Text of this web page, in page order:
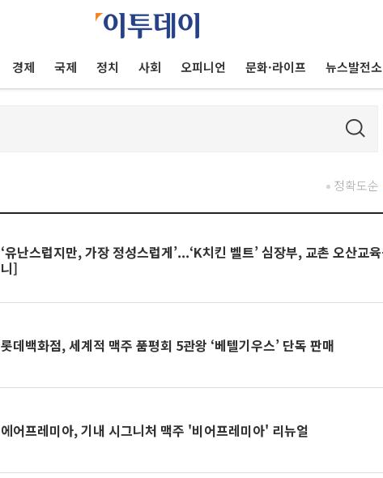
경제 국제 정치 사회 오피니언 문화·라이프 뉴스발전소
정확도순
‘유난스럽지만, 가장 정성스럽게’...‘K치킨 벨트’ 심장부, 교촌 오산교
니]
롯데백화점, 세계적 맥주 품평회 5관왕 ‘베텔기우스’ 단독 판매
에어프레미아, 기내 시그니처 맥주 '비어프레미아' 리뉴얼